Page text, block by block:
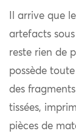
Il arrive que
artefacts
reste rien de
possède
des
tissées,
pièces de